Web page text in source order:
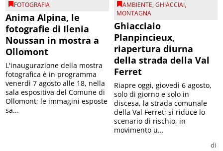
FOTOGRAFIA
Anima Alpina, le
fotografie di Ilenia
Noussan in mostra a
Ollomont
L'inaugurazione della mostra
fotografica è in programma
venerdì 7 agosto alle 18, nella
sala espositiva del Comune di
Ollomont; le immagini esposte
sa...
AMBIENTE,GHIACCIAI,
MONTAGNA
Ghiacciaio
Planpincieux,
riapertura diurna
della strada della Val
Ferret
di
Riapre oggi, giovedì 6 agosto,
solo di giorno e solo in
discesa, la strada comunale
della Val Ferret; si riduce lo
scenario di rischio, in
movimento u...